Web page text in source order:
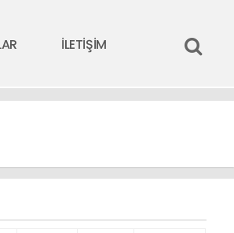
İLETİŞİM